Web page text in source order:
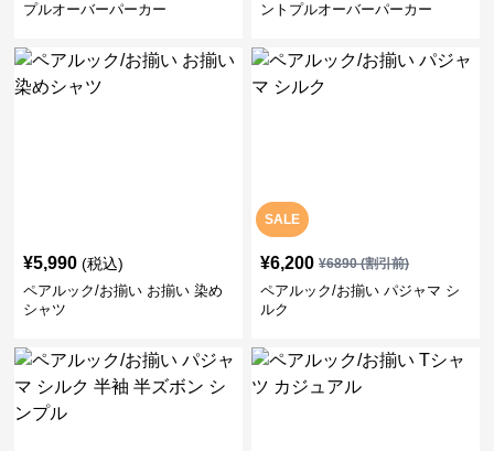
プルオーバーパーカー
ントプルオーバーパーカー
¥5,990 (税込)
ペアルック/お揃い お揃い 染め
シャツ
SALE
¥6,200 ¥6890(割引前)
ペアルック/お揃い パジャマ シ
ルク